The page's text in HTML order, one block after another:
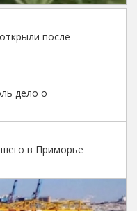
после
дело о
в Приморье